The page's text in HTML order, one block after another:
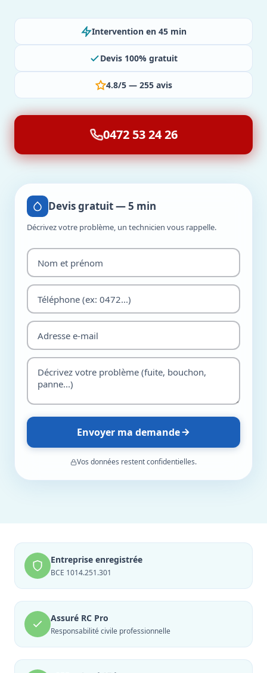
Intervention en 45 min
Devis 100% gratuit
4.8/5 — 255 avis
0472 53 24 26
Devis gratuit — 5 min
Décrivez votre problème, un technicien vous rappelle.
Envoyer ma demande
Vos données restent confidentielles.
Entreprise enregistrée
BCE 1014.251.301
Assuré RC Pro
Responsabilité civile professionnelle